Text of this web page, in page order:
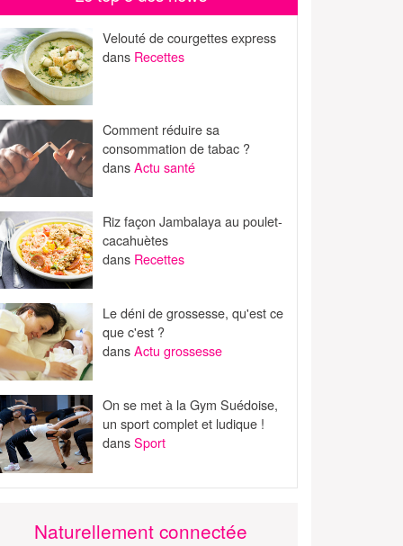
Velouté de courgettes express
dans Recettes
Comment réduire sa
consommation de tabac ?
dansActu santé
Riz façon Jambalaya au poulet-
cacahuètes
dans Recettes
Le déni de grossesse, qu'est ce
que c'est ?
dansActu grossesse
On se met à la Gym Suédoise,
un sport complet et ludique !
dansSport
Naturellement connectée